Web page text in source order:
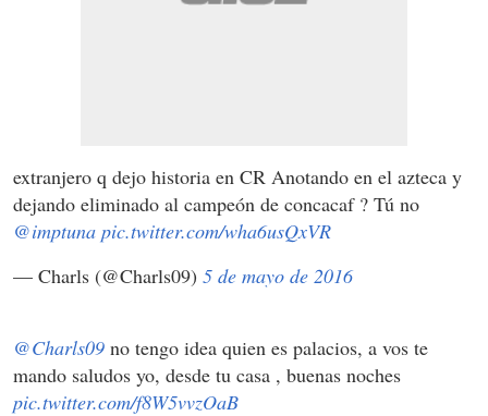
extranjero q dejo historia en CR Anotando en el azteca y
dejando eliminado al campeón de concacaf ? Tú no
@imptuna pic.twitter.com/wha6usQxVR
— Charls (@Charls09) 5 de mayo de 2016
@Charls09 no tengo idea quien es palacios, a vos te
mando saludos yo, desde tu casa , buenas noches
pic.twitter.com/f8W5vvzOaB